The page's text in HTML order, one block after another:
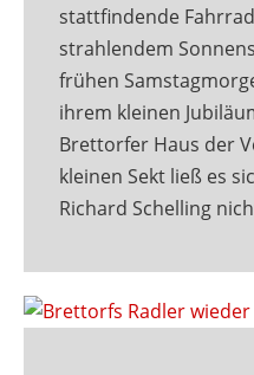
stattfindende
strahlendem
frühen
ihrem kleinen
Brettorfer Haus der
kleinen Sekt ließ es
Richard Schelling